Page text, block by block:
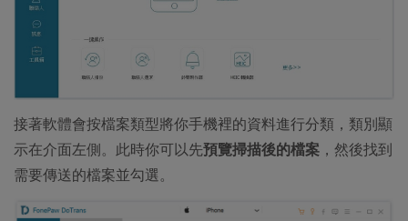
接著軟體會按檔案類型將你手機裡的資料進行分類，類別顯
示在介面左側。此時你可以先預覽掃描後的檔案 ，然後找到
需要傳送的檔案並勾選。